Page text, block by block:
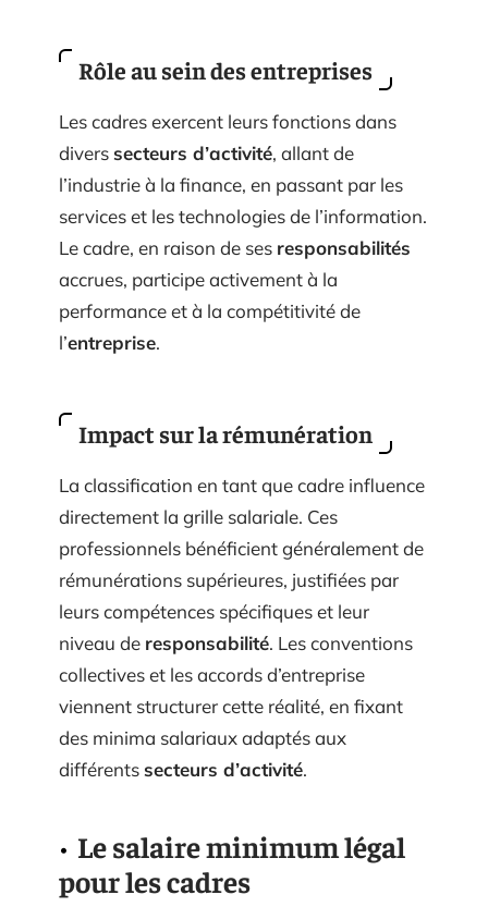
Rôle au sein des entreprises
Les cadres exercent leurs fonctions dans
diverssecteurs d’activité, allant de
l’industrie à la finance, en passant par les
services et les technologies de l’information.
Le cadre, en raison de ses responsabilités
accrues, participe activement à la
performance et à la compétitivité de
l’entreprise.
Impact sur la rémunération
La classification en tant que cadre influence
directement la grille salariale. Ces
professionnels bénéficient généralement de
rémunérations supérieures, justifiées par
leurs compétences spécifiques et leur
niveau de responsabilité. Les conventions
collectives et les accords d’entreprise
viennent structurer cette réalité, en fixant
des minima salariaux adaptés aux
différentssecteurs d’activité.
Le salaire minimum légal
pour les cadres